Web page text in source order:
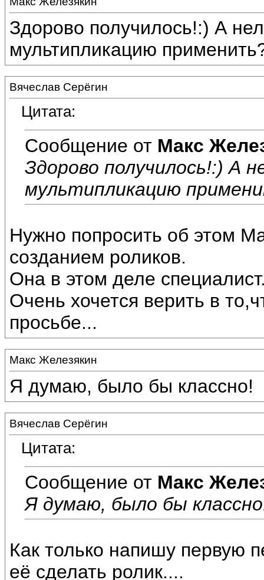
Здорово получилось!:) А
мультипликацию
Вячеслав Серёгин
Цитата:
Сообщение от Макс
Здорово получилось!:) А
мультипликацию
Нужно попросить об этом
созданием роликов.
Она в этом деле
Очень хочется верить в
просьбе...
Макс Железякин
Я думаю, было бы классно!
Вячеслав Серёгин
Цитата:
Сообщение от Макс
Я думаю, было бы
Как только напишу первую
её сделать ролик....